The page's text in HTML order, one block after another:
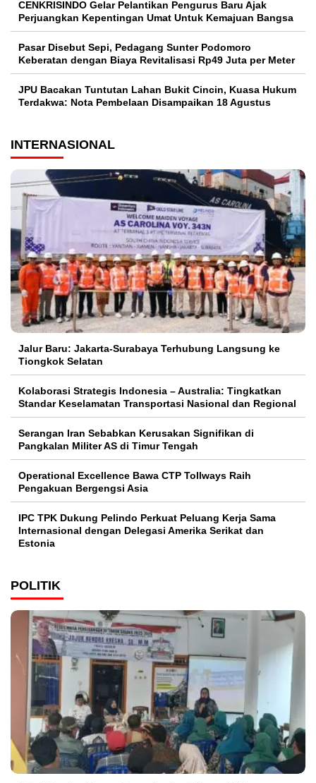
CENKRISINDO Gelar Pelantikan Pengurus Baru Ajak
Perjuangkan Kepentingan Umat Untuk Kemajuan Bangsa
Pasar Disebut Sepi, Pedagang Sunter Podomoro
Keberatan dengan Biaya Revitalisasi Rp49 Juta per Meter
JPU Bacakan Tuntutan Lahan Bukit Cincin, Kuasa Hukum
Terdakwa: Nota Pembelaan Disampaikan 18 Agustus
INTERNASIONAL
Jalur Baru: Jakarta-Surabaya Terhubung Langsung ke
Tiongkok Selatan
Kolaborasi Strategis Indonesia – Australia: Tingkatkan
Standar Keselamatan Transportasi Nasional dan Regional
Serangan Iran Sebabkan Kerusakan Signifikan di
Pangkalan Militer AS di Timur Tengah
Operational Excellence Bawa CTP Tollways Raih
Pengakuan Bergengsi Asia
IPC TPK Dukung Pelindo Perkuat Peluang Kerja Sama
Internasional dengan Delegasi Amerika Serikat dan
Estonia
POLITIK